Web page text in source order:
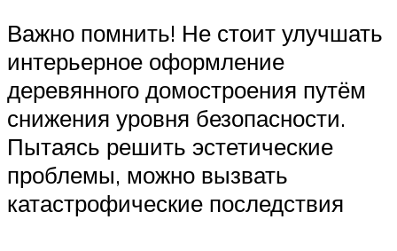
Важно помнить! Не стоит улучшать
интерьерное оформление
деревянного домостроения путём
снижения уровня безопасности.
Пытаясь решить эстетические
проблемы, можно вызвать
катастрофические последствия